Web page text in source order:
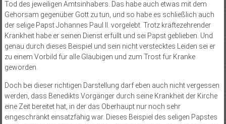
Tod des jeweiligen Amtsinhabers. Das habe auch etwas mit dem
Gehorsam gegenüber Gott zu tun, und so habe es schließlich auch
der selige Papst Johannes Paul II. vorgelebt. Trotz kräftezehrender
Krankheit habe er seinen Dienst erfüllt und sei Papst geblieben. Und
genau durch dieses Beispiel und sein nicht verstecktes Leiden sei er
zu einem Vorbild für alle Gläubigen und zum Trost für Kranke
geworden.
Doch bei dieser richtigen Darstellung darf eben auch nicht vergessen
werden, dass Benedikts Vorgänger durch seine Krankheit der Kirche
eine Zeit bereitet hat, in der das Oberhaupt nur noch sehr
eingeschränkt einsatzfähig war. Dieses Beispiel des seligen Papstes